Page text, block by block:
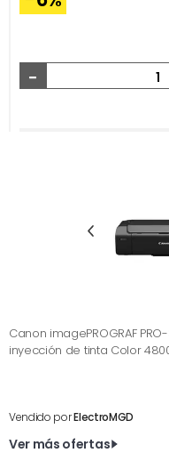
-
Canon imagePROGRAF
inyección de tinta Color
Vendido porElectroMGD
Ver más ofertas